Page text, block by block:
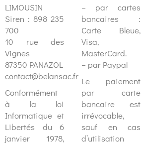
LIMOUSIN
Siren : 898 235
700
10 rue des
Vignes
87350 PANAZOL
contact@belansac.fr
Conformément
à la loi
Informatique et
Libertés du 6
janvier 1978,
– par cartes
bancaires :
Carte Bleue,
Visa,
MasterCard.
– par Paypal
Le paiement
par carte
bancaire est
irrévocable,
sauf en cas
d’utilisation